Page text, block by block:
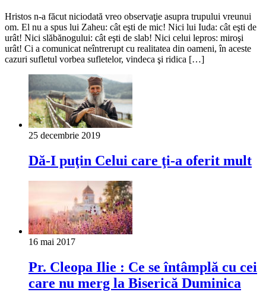
Hristos n-a făcut niciodată vreo observaţie asupra trupului vreunui
om. El nu a spus lui Zaheu: cât eşti de mic! Nici lui Iuda: cât eşti de
urât! Nici slăbănogului: cât eşti de slab! Nici celui lepros: miroşi
urât! Ci a comunicat neîntrerupt cu realitatea din oameni, în aceste
cazuri sufletul vorbea sufletelor, vindeca şi ridica […]
25 decembrie 2019
Dă-I puţin Celui care ţi-a oferit mult
16 mai 2017
Pr. Cleopa Ilie : Ce se întâmplă cu cei
care nu merg la Biserică Duminica